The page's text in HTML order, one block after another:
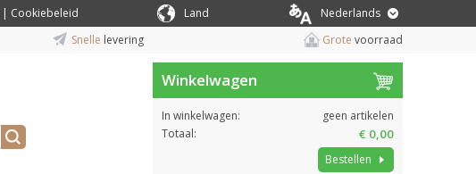
| Cookiebeleid Land
Nederlands
Snelle levering Grote voorraad
Winkelwagen
In winkelwagen:
geen artikelen
Totaal:
€ 0,00
Bestellen